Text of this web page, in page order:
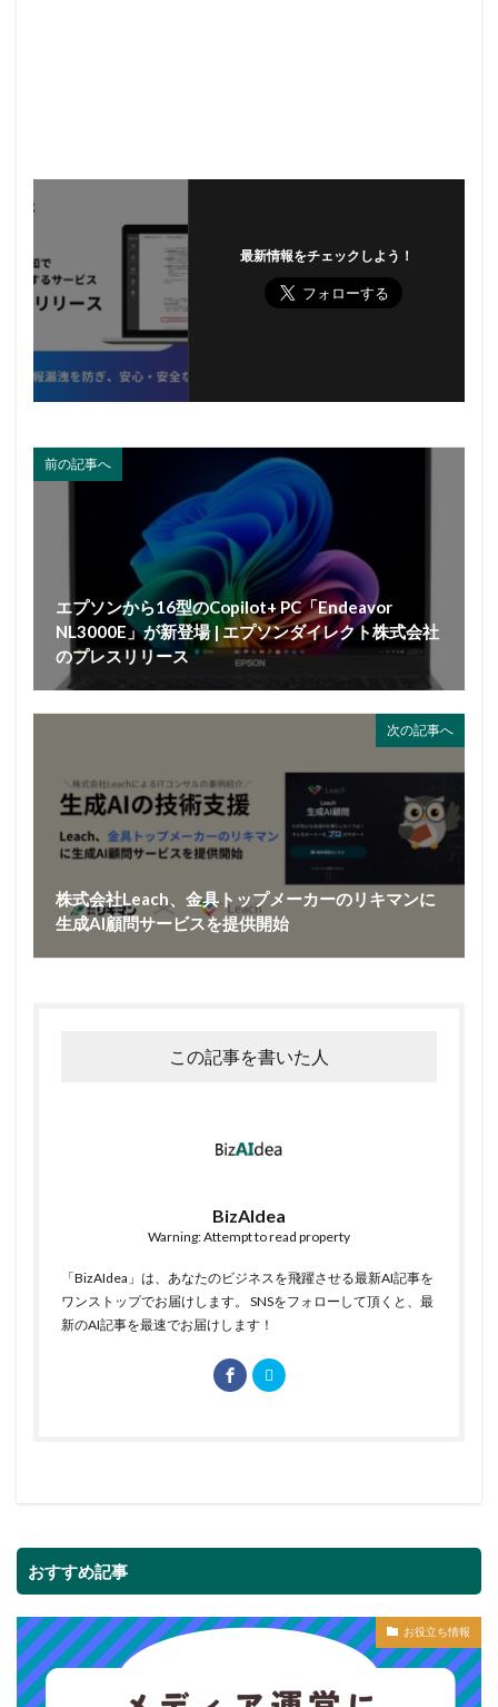
最新情報をチェックしよう！
前の記事へ
エプソンから16型のCopilot+ PC「Endeavor
NL3000E」が新登場 | エプソンダイレクト株式会社
のプレスリリース
次の記事へ
株式会社Leach、金具トップメーカーのリキマンに
生成AI顧問サービスを提供開始
この記事を書いた人
BizAIdea
Warning: Attempt to read property
「BizAIdea」は、あなたのビジネスを飛躍させる最新AI記事を
ワンストップでお届けします。 SNSをフォローして頂くと、最
新のAI記事を最速でお届けします！
おすすめ記事
お役立ち情報